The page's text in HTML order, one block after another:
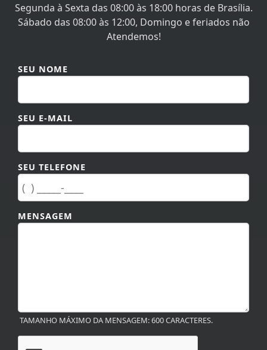
Segunda à Sexta das 08:00 às 18:00 horas de Brasília.
Sábado das 08:00 às 12:00, Domingo e feriados não
Atendemos!
SEU NOME
SEU E-MAIL
SEU TELEFONE
MENSAGEM
TAMANHO MÁXIMO DA MENSAGEM: 600 CARACTERES.